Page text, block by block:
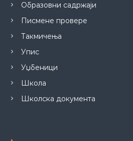
Образовни садржаји
Писмене провере
Такмичења
Упис
Уџбеници
Школа
Школска документа